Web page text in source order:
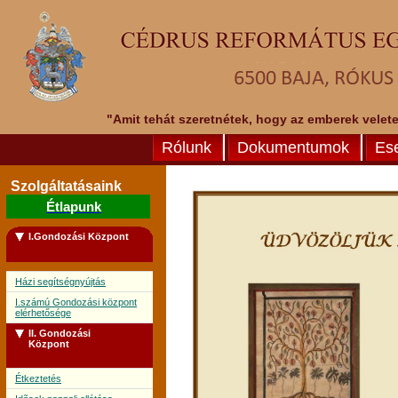
"Amit tehát szeretnétek, hogy az emberek
Rólunk Dokumentumok
Szolgáltatásaink
Étlapunk
I.Gondozási Központ
Házi segítségnyújtás
I.számú Gondozási központ
elérhetősége
II. Gondozási
Központ
Étkeztetés